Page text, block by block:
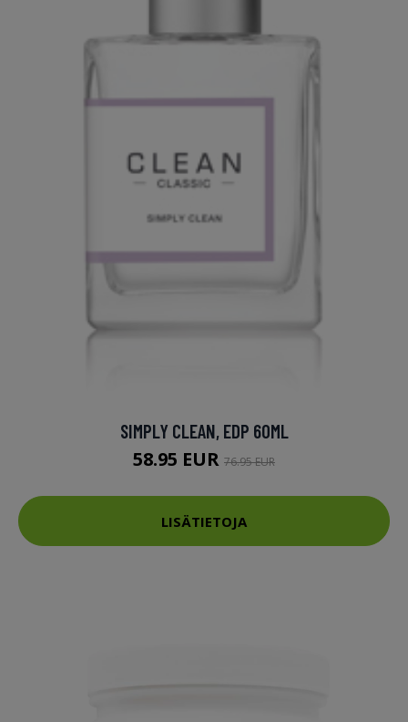
SIMPLY CLEAN, EDP 60ML
58.95 EUR 76.95 EUR
LISÄTIETOJA